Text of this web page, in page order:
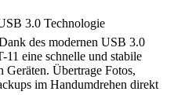
3.0 Technologie
des modernen USB 3.0
11 eine schnelle und stabile
Geräten. Übertrage Fotos,
im Handumdrehen direkt